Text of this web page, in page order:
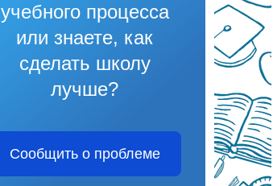
учебного процесса
или знаете, как
сделать школу
лучше?
Сообщить о проблеме